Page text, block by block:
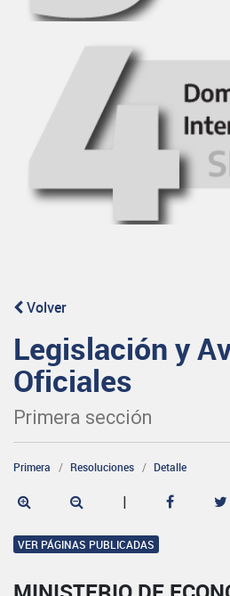
Volver
Legislación y
Oficiales
Primera sección
Primera Resoluciones Detalle
|
VER PÁGINAS PUBLICADAS